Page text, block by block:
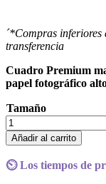
´*Compras
transferencia
Cuadro Premium
papel fotográfico
Tamaño
Cuadro
Patricio
Rey
y
sus
Añadir al carrito
⏲️ Los tiempos de